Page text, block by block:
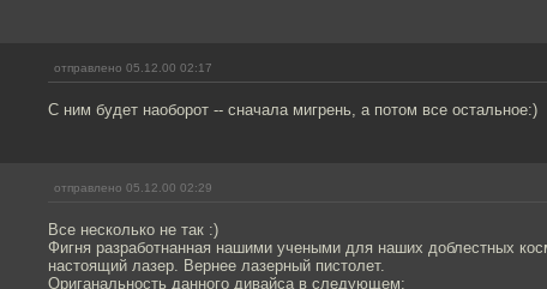
отправлено 05.12.00 02:17
С ним будет наоборот -- сначала мигрень, а потом все остальное:)
отправлено 05.12.00 02:29
Все несколько не так :)
Фигня разработнанная нашими учеными для наших доблестных
настоящий лазер. Вернее лазерный пистолет.
Ориганальность данного дивайса в следующем: